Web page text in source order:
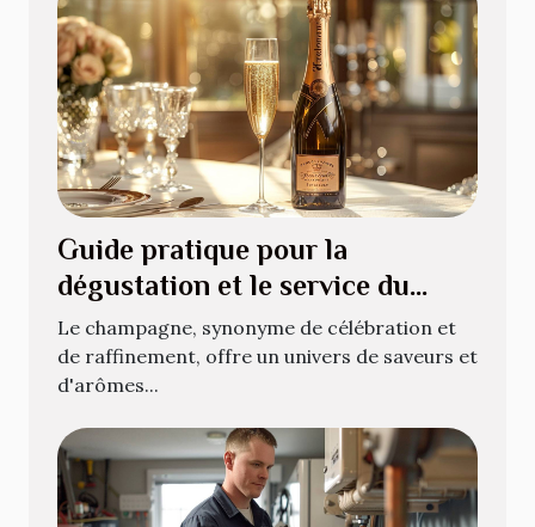
Guide pratique pour la
dégustation et le service du
champagne
Le champagne, synonyme de célébration et
de raffinement, offre un univers de saveurs et
d'arômes...